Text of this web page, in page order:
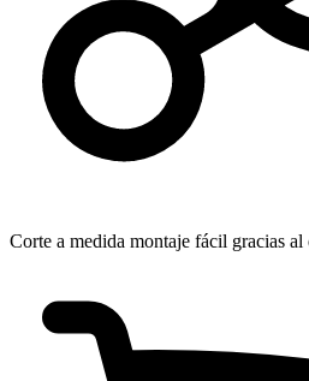
Corte a medida montaje fácil gracias